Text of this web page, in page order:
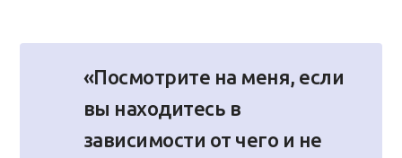
«Посмотрите на меня, если
вы находитесь в
зависимости от чего и не